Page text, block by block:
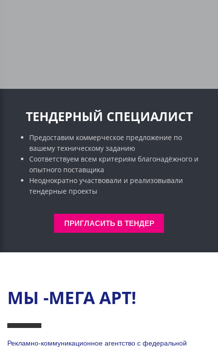
ТЕНДЕРНЫЙ СПЕЦИАЛИСТ
Предоставим коммерческое предложение по
вашему техническому заданию
Соответствуем всем критериям благонадёжного и
опытного поставщика
Неоднократно участвовали и реализовывали
тендерные проекты
ПРИГЛАСИТЬ В ТЕНДЕР
МЫ -МЕГА АРТ!
Рекламно-коммуникационное агентство с федеральной